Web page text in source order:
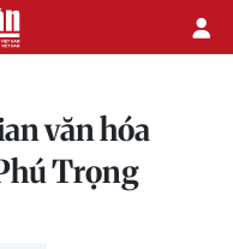
văn hóa
Trọng